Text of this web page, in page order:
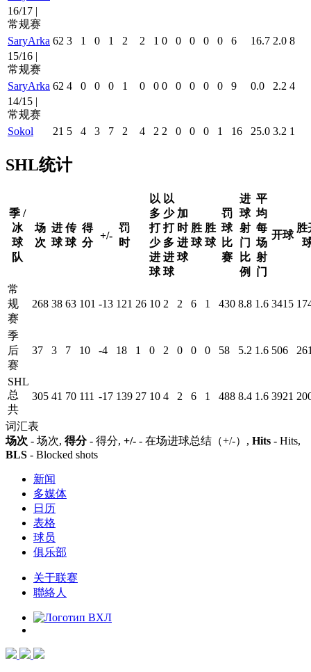
16/17 |
常规赛
SaryArka 62 3 1 0 1 2 2 1 0 0 0 0 0 6 16.7 2.0 8
15/16 |
常规赛
SaryArka 62 4 0 0 0 1 0 0 0 0 0 0 0 9 0.0 2.2 4
14/15 |
常规赛
Sokol
21 5 4 3 7 2 4 2 2 0 0 0 1 16 25.0 3.2 1
SHL统计
季 /
冰
球
队
场
次
进
球
传
球
得
分
+/-
罚
时
以
多
打
少
进
球
以
少
打
多
进
球
加
时
进
球
胜
球
胜
球
罚
球
比
赛
进
球
射
门
比
例
平
均
每
场
射
门
开球
胜
常
规
赛
268 38 63 101 -13 121 26 10 2 2 6 1 430 8.8 1.6 3415
季
后
赛
37 3 7 10 -4 18 1 0 2 0 0 0 58 5.2 1.6 506
SHL
总
共
305 41 70 111 -17 139 27 10 4 2 6 1 488 8.4 1.6 3921
词汇表
场次 - 场次, 得分- 得分, +/- - 在场进球总结（+/-）, Hits - Hits,
BLS - Blocked shots
新闻
多媒体
日历
表格
球员
俱乐部
关于联赛
聯絡人